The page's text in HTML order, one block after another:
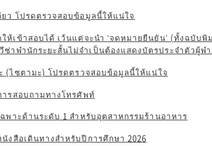
ว โปรดตรวจสอบข้อมูลนี้ให้แน่ใจ
เข้าสอบได้ เว้นแต่จะนำ ‘จดหมายยืนยัน’ (ทั้งฉบับพิ
ซ่าพำนักระยะสั้นไม่จำเป็นต้องแสดงบัตรประจำตัวผู้พ
(ไซตามะ) โปรดตรวจสอบข้อมูลนี้ให้แน่ใจ
ารสอบถามทางโทรศัพท์
พาะด้านระดับ 1 สำหรับอุตสาหกรรมร้านอาหาร
งสือเดินทางสำหรับปีการศึกษา 2026